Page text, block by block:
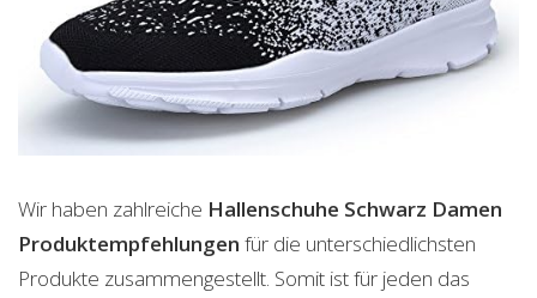
Wir haben zahlreiche Hallenschuhe Schwarz Damen
Produktempfehlungen für die unterschiedlichsten
Produkte zusammengestellt. Somit ist für jeden das